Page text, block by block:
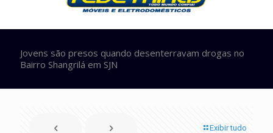
Jovens são presos quando desenterravam drogas no
Bairro Shangrilá em SJN
Exibir tudo